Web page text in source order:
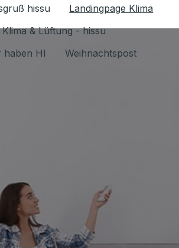
umschalten
hissu
Landingpage Klima
Klima & Lüftung - hissu
haben HI
Weihnachtspost